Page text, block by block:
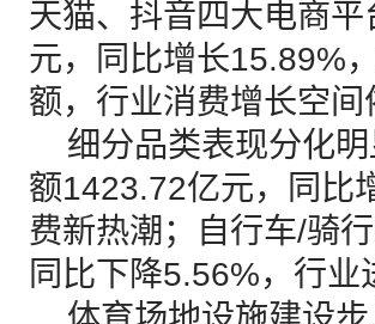
天猫、抖音四大电商
元，同比增长15.89%
额，行业消费增长空间
细分品类表现分化明
额1423.72亿元，同比
费新热潮；自行车/骑
同比下降5.56%，行